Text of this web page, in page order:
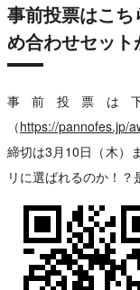
事前投票はこ
め合わせセット
事前投票は
（https://pannofes.jp/
締切は3月10日（木）
リに選ばれるのか！？